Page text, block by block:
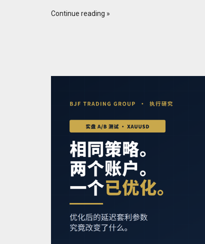
Continue reading